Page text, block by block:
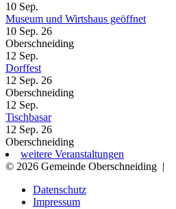
10 Sep.
Museum und Wirtshaus geöffnet
10 Sep. 26
Oberschneiding
12 Sep.
Dorffest
12 Sep. 26
Oberschneiding
12 Sep.
Tischbasar
12 Sep. 26
Oberschneiding
weitere Veranstaltungen
© 2026 Gemeinde Oberschneiding |
Datenschutz
Impressum